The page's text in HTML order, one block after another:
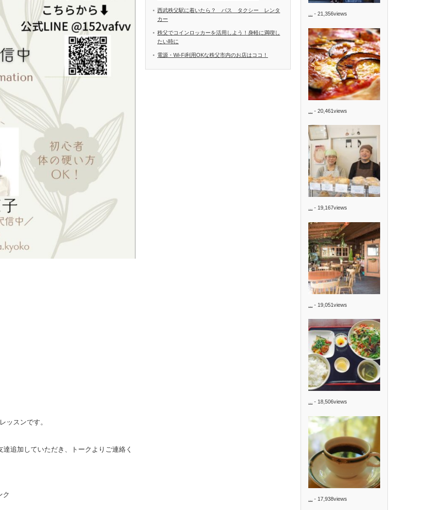
ッスンです。
達追加していただき、トークよりご連絡く
ク
西武秩父駅に着いたら？ バス タクシー レンタ
カー
秩父でコインロッカーを活用しよう！身軽に満喫し
たい時に
電源・Wi-Fi利用OKな秩父市内のお店はココ！
- 21,356views
- 20,461views
- 19,167views
- 19,051views
- 18,506views
- 17,938views